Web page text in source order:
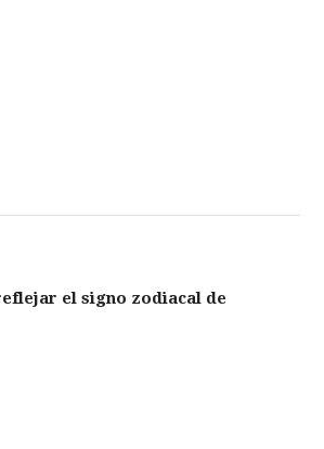
el signo zodiacal de